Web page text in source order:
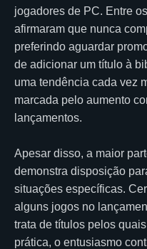
jogadores de PC. Entre
afirmaram que nunca
preferindo aguardar
de adicionar um título à
uma tendência cada vez
marcada pelo aumento
lançamentos.
Apesar disso, a maior
demonstra disposição
situações específicas.
alguns jogos no
trata de títulos pelos
prática, o entusiasmo